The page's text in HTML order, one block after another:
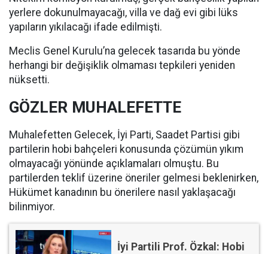
yerlere dokunulmayacağı, villa ve dağ evi gibi lüks
yapıların yıkılacağı ifade edilmişti.
Meclis Genel Kurulu’na gelecek tasarıda bu yönde
herhangi bir değişiklik olmaması tepkileri yeniden
nüksetti.
GÖZLER MUHALEFETTE
Muhalefetten Gelecek, İyi Parti, Saadet Partisi gibi
partilerin hobi bahçeleri konusunda çözümün yıkım
olmayacağı yönünde açıklamaları olmuştu. Bu
partilerden teklif üzerine öneriler gelmesi beklenirken,
Hükümet kanadının bu önerilere nasıl yaklaşacağı
bilinmiyor.
İyi Partili Prof. Özkal: Hobi